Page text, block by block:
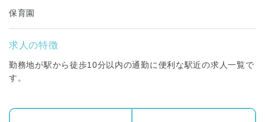
保育園
求人の特徴
勤務地が駅から徒歩10分以内の通勤に便利な駅近の求人一覧で
す。